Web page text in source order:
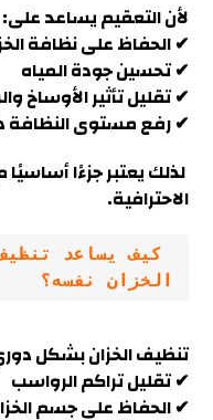
لأن التعقيم يساعد على:
✔ الحفاظ على نظافة
✔ تحسين جودة المياه
✔ تقليل تأثير الأوساخ
✔ رفع مستوى النظافة
لذلك يعتبر جزءًا
الاحترافية.
الخزان نفسه؟
تنظيف الخزان بشكل
✔ تقليل تراكم الرواسب
✔ الحفاظ على جسم